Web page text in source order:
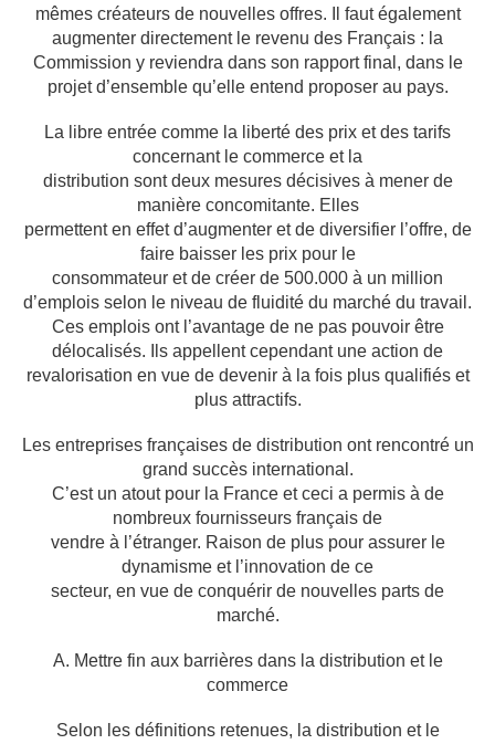
mêmes créateurs de nouvelles offres. Il faut également
augmenter directement le revenu des Français : la
Commission y reviendra dans son rapport final, dans le
projet d’ensemble qu’elle entend proposer au pays.
La libre entrée comme la liberté des prix et des tarifs
concernant le commerce et la
distribution sont deux mesures décisives à mener de
manière concomitante. Elles
permettent en effet d’augmenter et de diversifier l’offre, de
faire baisser les prix pour le
consommateur et de créer de 500.000 à un million
d’emplois selon le niveau de fluidité du marché du travail.
Ces emplois ont l’avantage de ne pas pouvoir être
délocalisés. Ils appellent cependant une action de
revalorisation en vue de devenir à la fois plus qualifiés et
plus attractifs.
Les entreprises françaises de distribution ont rencontré un
grand succès international.
C’est un atout pour la France et ceci a permis à de
nombreux fournisseurs français de
vendre à l’étranger. Raison de plus pour assurer le
dynamisme et l’innovation de ce
secteur, en vue de conquérir de nouvelles parts de
marché.
A. Mettre fin aux barrières dans la distribution et le
commerce
Selon les définitions retenues, la distribution et le